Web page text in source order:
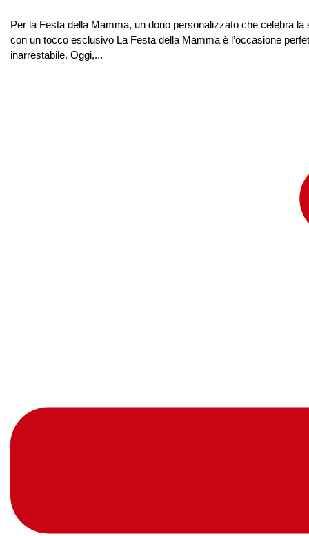
Per la Festa della Mamma, un dono personalizzato che celebra
con un tocco esclusivo La Festa della Mamma è l’occasione
inarrestabile. Oggi,...